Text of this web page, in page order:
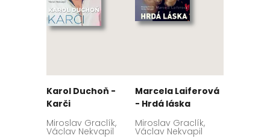
Karol Duchoň -
Karči
Miroslav Graclík,
Václav Nekvapil
Marcela Laiferová
- Hrdá láska
Miroslav Graclík,
Václav Nekvapil